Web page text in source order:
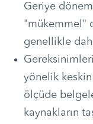
Geriye
"mükemmel"
genellikle
yönelik
ölçüde
kaynakların